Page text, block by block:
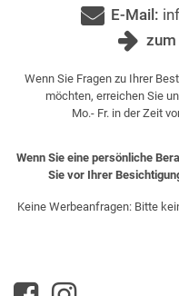
E-Mail:
Wenn Sie Fragen zu Ihrer
möchten, erreichen Sie
Mo.- Fr. in der Zeit
Wenn Sie eine persönliche
Sie vor Ihrer
Keine Werbeanfragen: Bitte